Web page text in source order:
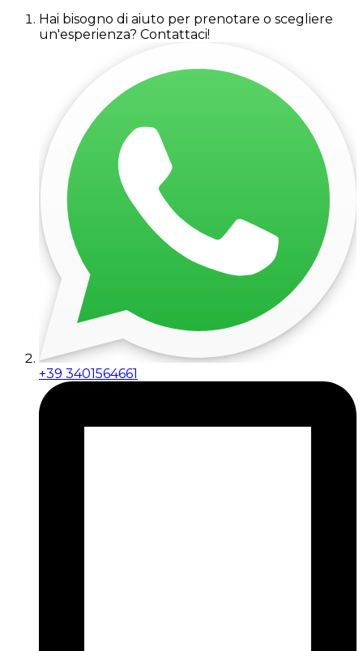
Hai bisogno di aiuto per prenotare o scegliere
un'esperienza? Contattaci!
+39 3401564661